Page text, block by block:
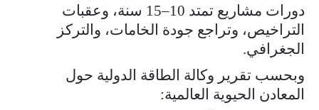
دورات مشاريع تمتد 10–15 سنة، وعقبات
التراخيص، وتراجع جودة الخامات، والتركز
الجغرافي.
وبحسب تقرير وكالة الطاقة الدولية حول
المعادن الحيوية العالمية: